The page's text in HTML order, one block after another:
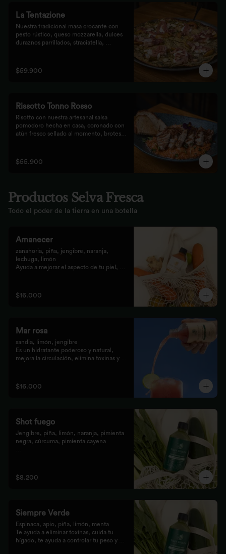
La Tentazione
Nuestra tradicional masa crocante con
pesto rústico, queso mozzarella, dulces
duraznos parrillados, straciatella,
$59.900
Rissotto Tonno Rosso
Risotto con nuestra artesanal salsa
pomodoro hecha en casa, coronado con
atún fresco sellado al momento, brotes
grill.
$55.900
Productos Selva Fresca
Todo el poder de la tierra en una botella
Amanecer
zanahoria, piña, jengibre, naranja,
lechuga, limón
Ayuda a mejorar el aspecto de tu piel,
celular
$16.000
Mar rosa
sandia, limón, jengibre
Es un hidratante poderoso y natural,
mejora la circulación, elimina toxinas y
$16.000
Shot fuego
Jengibre, piña, limón, naranja, pimienta
negra, cúrcuma, pimienta cayena
inflamación del organismo.
recomendamos tomarlo solo con soda o
$8.200
Siempre Verde
Espinaca, apio, piña, limón, menta
Te ayuda a eliminar toxinas, cuida tu
hígado, te ayuda a controlar tu peso y